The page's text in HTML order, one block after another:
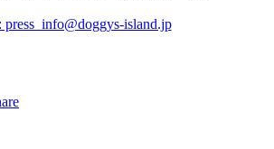
press_info@doggys-island.jp